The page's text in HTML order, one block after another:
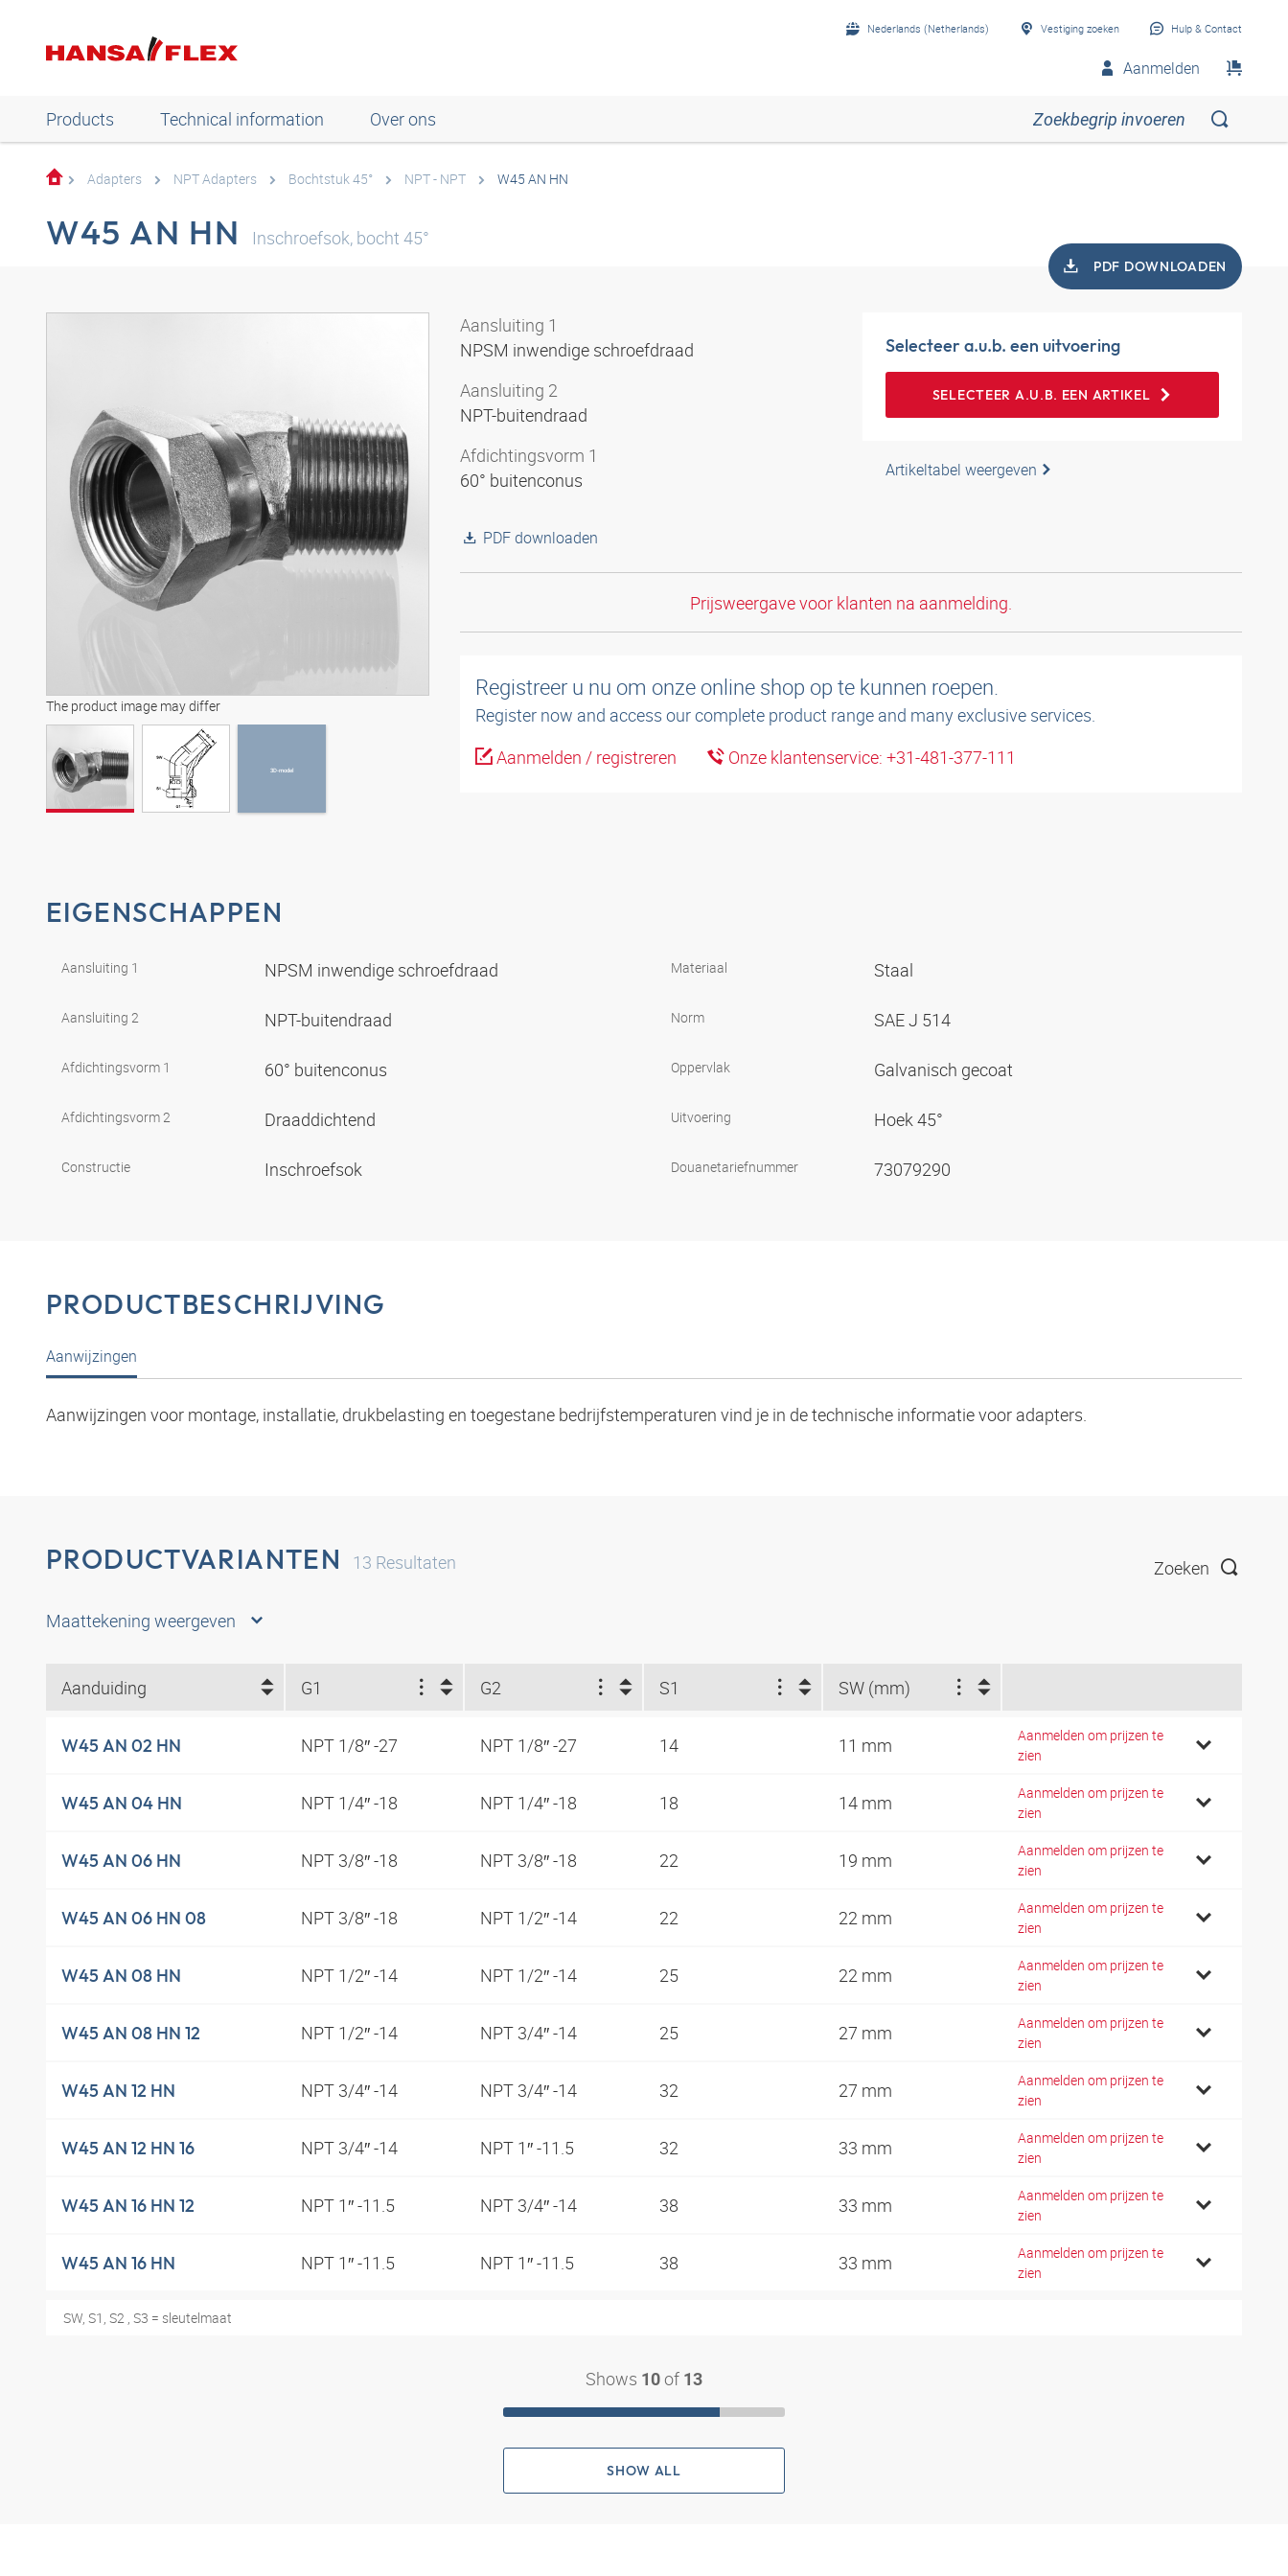
Nederlands (Netherlands) Vestiging zoeken Hulp & Contact
Aanmelden
Products Technical information Over ons
Adapters NPT Adapters Bochtstuk 45° NPT - NPT W45 AN HN
W45 AN HN Inschroefsok, bocht 45°
PDF DOWNLOADEN
The product image may differ
3D-model
3D-model
Aansluiting 1
NPSM inwendige schroefdraad
Aansluiting 2
NPT-buitendraad
Afdichtingsvorm 1
60° buitenconus
PDF downloaden
Selecteer a.u.b. een uitvoering
SELECTEER A.U.B. EEN ARTIKEL
Artikeltabel weergeven
Prijsweergave voor klanten na aanmelding.
Registreer u nu om onze online shop op te kunnen roepen.
Register now and access our complete product range and many exclusive services.
Aanmelden / registreren
Onze klantenservice: +31-481-377-111
EIGENSCHAPPEN
Aansluiting 1 NPSM inwendige schroefdraad
Aansluiting 2 NPT-buitendraad
Afdichtingsvorm 1 60° buitenconus
Afdichtingsvorm 2 Draaddichtend
Constructie Inschroefsok
Materiaal Staal
Norm SAE J 514
Oppervlak Galvanisch gecoat
Uitvoering Hoek 45°
Douanetariefnummer 73079290
PRODUCTBESCHRIJVING
Aanwijzingen
Aanwijzingen voor montage, installatie, drukbelasting en toegestane bedrijfstemperaturen vind je in de technische informatie voor adapters.
PRODUCTVARIANTEN 13 Resultaten Zoeken
Maattekening weergeven
Aanduiding G1 G2 S1 SW (mm)
W45 AN 02 HN NPT 1/8″ -27 NPT 1/8″ -27 14 11 mm
Aanmelden om prijzen te
zien
W45 AN 04 HN NPT 1/4″ -18 NPT 1/4″ -18 18 14 mm
Aanmelden om prijzen te
zien
W45 AN 06 HN NPT 3/8″ -18 NPT 3/8″ -18 22 19 mm
Aanmelden om prijzen te
zien
W45 AN 06 HN 08 NPT 3/8″ -18 NPT 1/2″ -14 22 22 mm
Aanmelden om prijzen te
zien
W45 AN 08 HN NPT 1/2″ -14 NPT 1/2″ -14 25 22 mm
Aanmelden om prijzen te
zien
W45 AN 08 HN 12 NPT 1/2″ -14 NPT 3/4″ -14 25 27 mm
Aanmelden om prijzen te
zien
W45 AN 12 HN NPT 3/4″ -14 NPT 3/4″ -14 32 27 mm
Aanmelden om prijzen te
zien
W45 AN 12 HN 16 NPT 3/4″ -14 NPT 1″ -11.5 32 33 mm
Aanmelden om prijzen te
zien
W45 AN 16 HN 12 NPT 1″ -11.5 NPT 3/4″ -14 38 33 mm
Aanmelden om prijzen te
zien
W45 AN 16 HN NPT 1″ -11.5 NPT 1″ -11.5 38 33 mm
Aanmelden om prijzen te
zien
SW, S1, S2 , S3 = sleutelmaat
Shows 10 of 13
SHOW ALL